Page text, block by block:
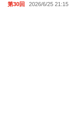
第30回 2026/6/25 21:15